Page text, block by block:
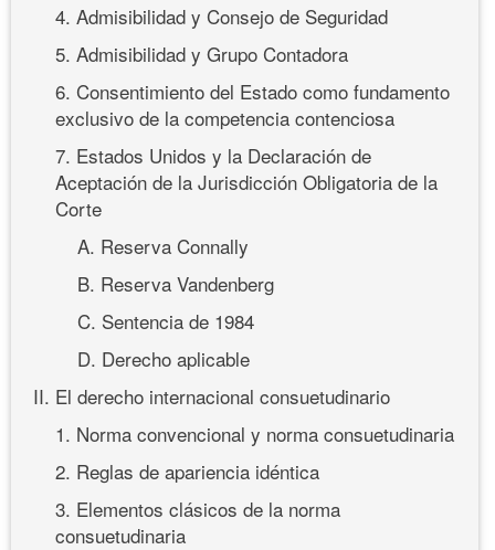
4. Admisibilidad y Consejo de Seguridad
5. Admisibilidad y Grupo Contadora
6. Consentimiento del Estado como fundamento
exclusivo de la competencia contenciosa
7. Estados Unidos y la Declaración de
Aceptación de la Jurisdicción Obligatoria de la
Corte
A. Reserva Connally
B. Reserva Vandenberg
C. Sentencia de 1984
D. Derecho aplicable
II. El derecho internacional consuetudinario
1. Norma convencional y norma consuetudinaria
2. Reglas de apariencia idéntica
3. Elementos clásicos de la norma
consuetudinaria